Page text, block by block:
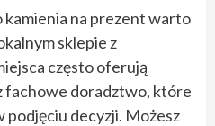
kamienia na prezent warto
sklepie z
często oferują
fachowe doradztwo, które
podjęciu decyzji. Możesz